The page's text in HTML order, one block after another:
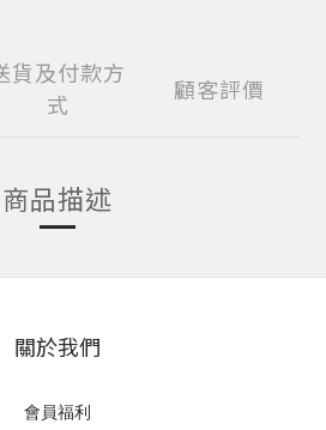
貨及付款方
式
顧客評價
商品描述
關於我們
會員福利